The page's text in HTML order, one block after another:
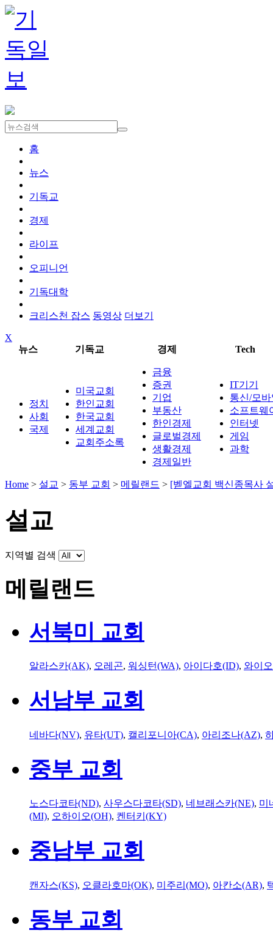
홈
뉴스
기독교
경제
라이프
오피니언
기독대학
크리스천 잡스 동영상 더보기
X
뉴스
기독교 경제 Tech
정치
사회
국제
미국교회
한인교회
한국교회
세계교회
교회주소록
금융
증권
기업
부동산
한인경제
글로벌경제
생활경제
경제일반
IT기기
통신/모
소프트웨
인터넷
게임
과학
Home > 설교 > 동부 교회 > 메릴랜드 > [벧엘교회 백신종목사
설교
지역별 검색
메릴랜드
서북미 교회
알라스카(AK), 오레곤, 워싱턴(WA), 아이다호(ID), 와이
서남부 교회
네바다(NV), 유타(UT), 캘리포니아(CA), 아리조나(AZ),
중부 교회
노스다코타(ND), 사우스다코타(SD), 네브래스카(NE), 미
(MI), 오하이오(OH), 켄터키(KY)
중남부 교회
캔자스(KS), 오클라호마(OK), 미주리(MO), 아칸소(AR),
동부 교회